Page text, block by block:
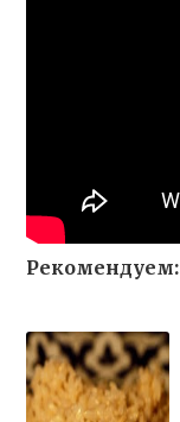
Рекомендуем: